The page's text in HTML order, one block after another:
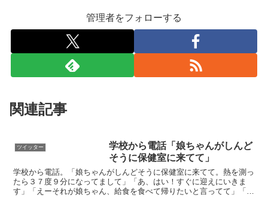
管理者をフォローする
関連記事
ツイッター
学校から電話「娘ちゃんがしんど
そうに保健室に来てて」
学校から電話。「娘ちゃんがしんどそうに保健室に来てて。熱を測っ
たら３７度９分になってまして」「あ、はい！すぐに迎えにいきま
す」「えーそれが娘ちゃん、給食を食べて帰りたいと言ってて」「え